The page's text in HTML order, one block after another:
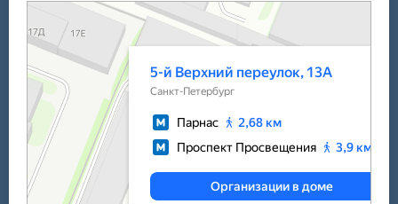
Санкт‑Петербург
5-й Верхний переулок, 13А на карте Санкт‑Петербурга — Яндекс Карты